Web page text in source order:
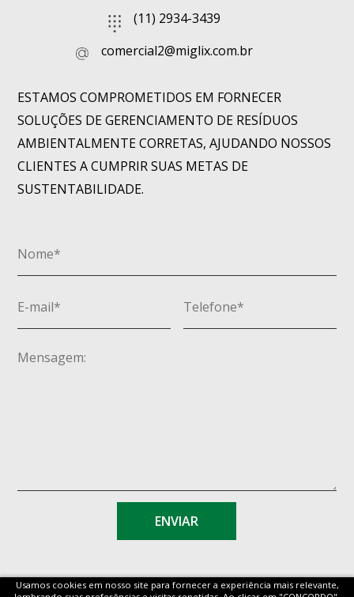
(11) 2934-3439
comercial2@miglix.com.br
ESTAMOS COMPROMETIDOS EM FORNECER
SOLUÇÕES DE GERENCIAMENTO DE RESÍDUOS
AMBIENTALMENTE CORRETAS, AJUDANDO NOSSOS
CLIENTES A CUMPRIR SUAS METAS DE
SUSTENTABILIDADE.
Usamos cookies em nosso site para fornecer a experiência mais relevante,